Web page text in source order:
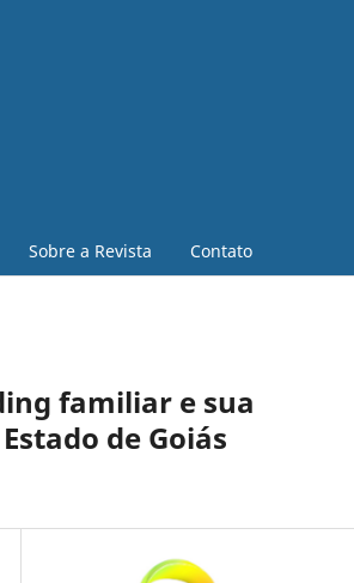
Sobre a Revista Contato
familiar e sua
de Goiás